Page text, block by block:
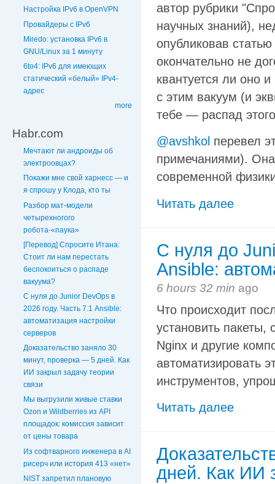
Настройка IPv6 в OpenVPN
Провайдеры с IPv6
Miredo: установка IPv6 в
GNU/Linux за 1 минуту
6to4: IPv6 для имеющих
статический «белый» IPv4-
адрес
more
Habr.com
Мечтают ли андроиды об
электроовцах?
Покажи мне свой харнесс — и
я спрошу у Клода, кто ты
Разбор мат-модели
четырехногого
робота-«паука»
[Перевод] Спросите Итана:
Стоит ли нам перестать
беспокоиться о распаде
вакуума?
С нуля до Junior DevOps в
2026 году. Часть 7.1 Ansible:
автоматизация настройки
серверов
Доказательство заняло 30
минут, проверка — 5 дней. Как
ИИ закрыл задачу теории
связи
Мы выгрузили живые ставки
Ozon и Wildberries из API
площадок: комиссия зависит
от цены товара
Из софтварного инженера в AI
рисерч или история 413 «нет»
NIST запретил плановую
автор рубрики
научных знаний),
опубликовав
окончательно не
квантуется ли оно
с этим вакуум (и
тебе — распад
@avshkol перевел
примечаниями).
современной
Читать далее
С нуля до
Ansible:
6 hours 32 min ago
Что происходит
установить пакеты,
Nginx и другие
автоматизировать
инструментов,
Читать далее
дней. Как ИИ